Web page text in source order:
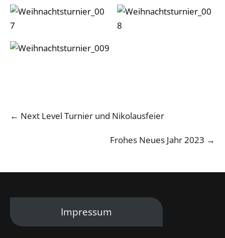
Post
navigation
← Next Level Turnier und Nikolausfeier
Frohes Neues Jahr 2023 →
Impressum